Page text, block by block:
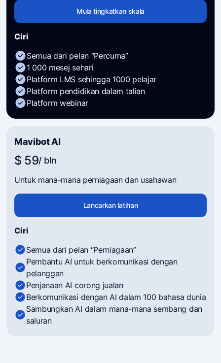
Mula tingkatkan skala
Ciri
Semua dari pelan “Percuma”
1 000 mesej sehari
Platform LMS sehingga 1000 pelajar
Platform pendidikan dalam talian
Platform webinar
Mavibot AI
$ 59/ bln
Untuk mana-mana perniagaan dan usahawan
Lancarkan latihan
Ciri
Semua dari pelan “Perniagaan”
Pembantu AI untuk berkomunikasi dengan
pelanggan
Penjanaan AI corong jualan
Berkomunikasi dengan AI dalam 100 bahasa dunia
Sambungkan AI dalam mana-mana sembang dan
saluran